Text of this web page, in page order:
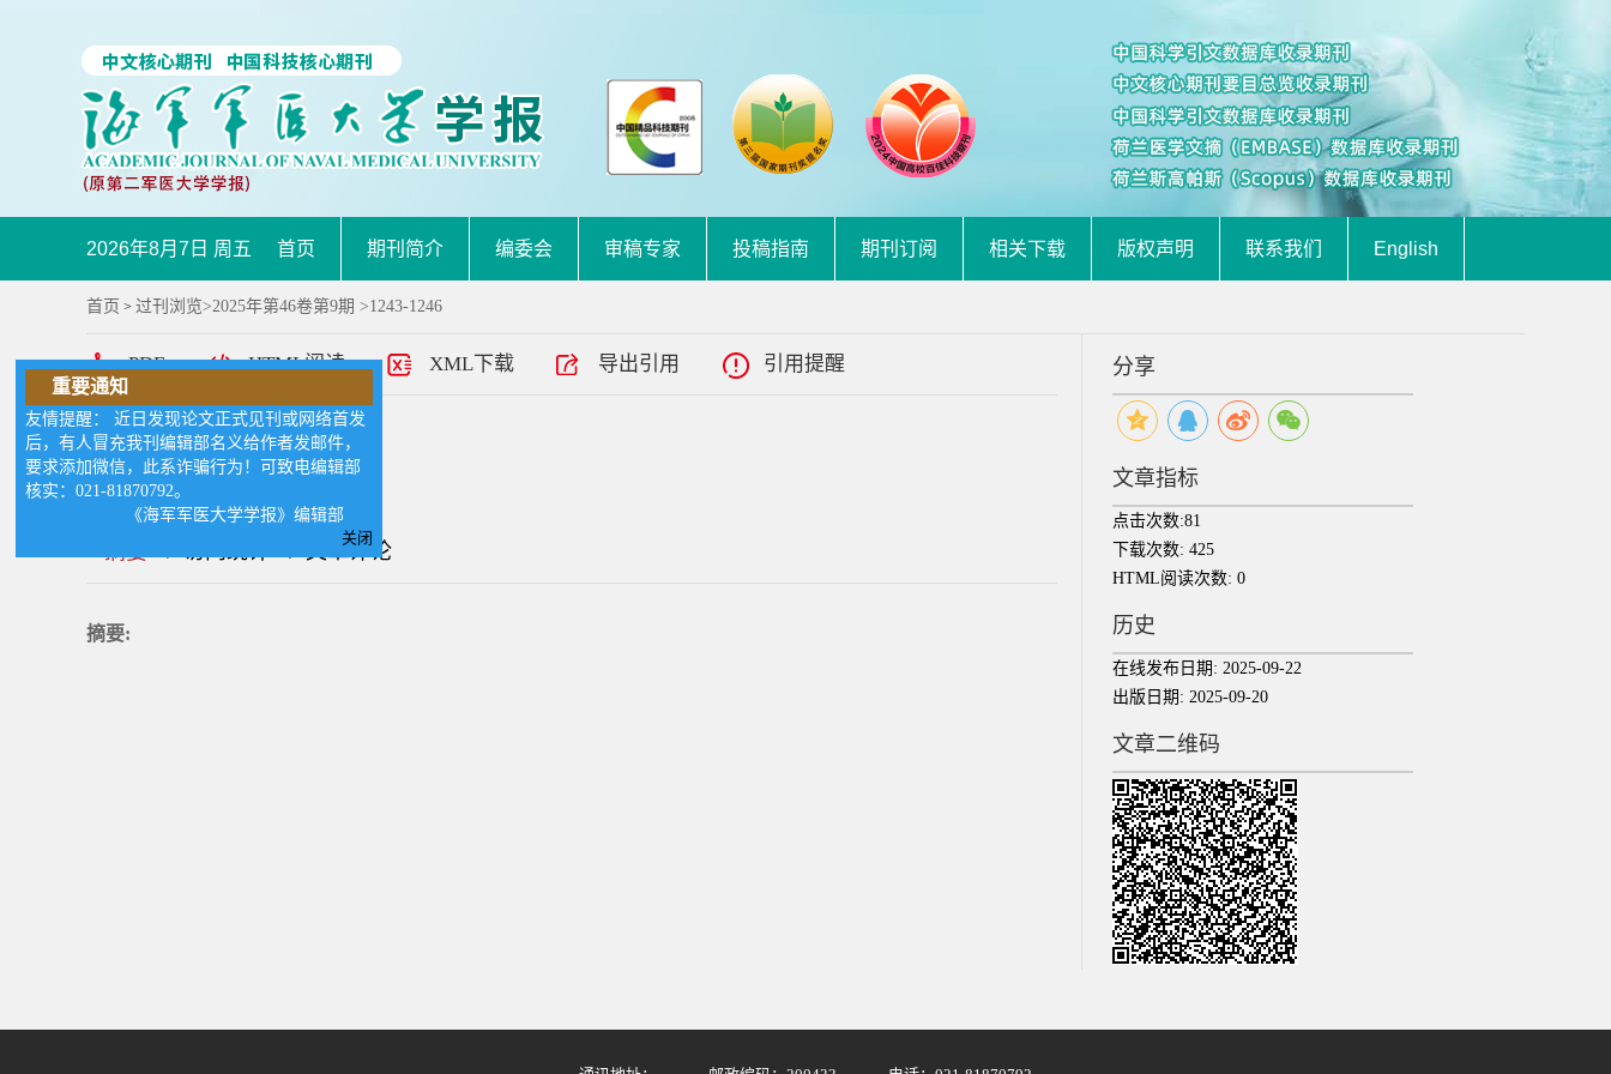
2026年8月7日 周五 首页 期刊简介 编委会 审稿专家 投稿指南 期刊订阅 相关下载 版权声明 联系我们 English
首页 > 过刊浏览>2025年第46卷第9期 >1243-1246
PDF HTML阅读 XML下载 导出引用 引用提醒
目录
作者:
文章评论
摘要:
分享
文章指标
点击次数:81
下载次数: 425
HTML阅读次数: 0
历史
在线发布日期: 2025-09-22
出版日期: 2025-09-20
文章二维码
重要通知
友情提醒： 近日发现论文正式见刊或网络首发
后，有人冒充我刊编辑部名义给作者发邮件，
要求添加微信，此系诈骗行为！可致电编辑部
核实：021-81870792。
《海军军医大学学报》编辑部
关闭